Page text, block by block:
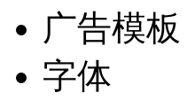
广告模板
字体